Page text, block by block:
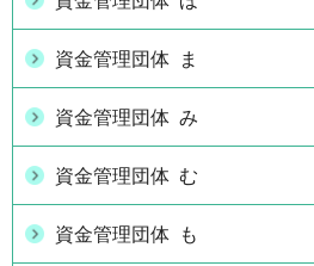
資金管理団体 ま
資金管理団体 み
資金管理団体 む
資金管理団体 も